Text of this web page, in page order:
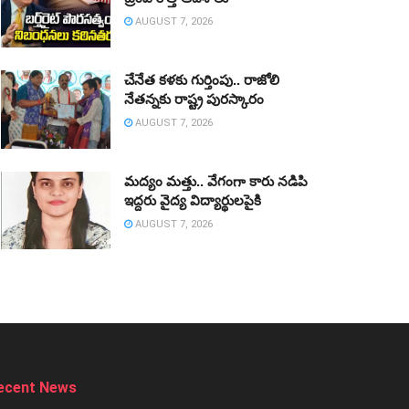
AUGUST 7, 2026
చేనేత కళకు గుర్తింపు.. రాజోలి
నేతన్నకు రాష్ట్ర పురస్కారం
AUGUST 7, 2026
మద్యం మత్తు.. వేగంగా కారు నడిపి
ఇద్దరు వైద్య విద్యార్థులపైకి
AUGUST 7, 2026
News